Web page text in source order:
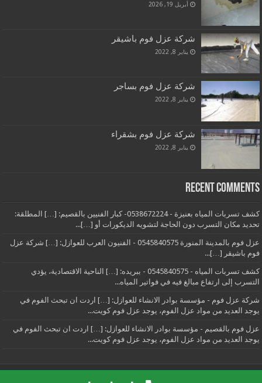
أبريل 19, 2026
شركة عزل فوم باشيقر
يناير 8, 2022
شركة عزل فوم بساجر
يناير 8, 2022
شركة عزل فوم بشقراء
يناير 8, 2022
Recent Comments
كشف تسربات المياه بعنيزة - 0538672224- كبار الفنيين بالقصيم: […] المطلقة:
تحديد مكان التسرب دون الحاجة لتشويه الديكورات أو […]...
عزل فوم بالمدينة المنورة 0545840575 - الفنيون العرب للعوازل: […] شركة عزل
فوم باشيقر […]...
كشف تسربات المياه - 0545840575 - ببريده: […] الناحية الاقتصادية، يؤدي
التسرب إلى ارتفاع مبالغ فيه في فواتير المياه...
شركة عزل فوم - مؤسسة بوادر الانشاء للعوازل: […] اردت ان تبحث الفوم في
يوجد العديد من مواد عزل الفوم، يوجد عزل فوم كويت...
عزل فوم بالقصيم - مؤسسة بوادر الانشاء للعوازل: […] اردت ان تبحث الفوم في
يوجد العديد من مواد عزل الفوم، يوجد عزل فوم كويت...
الفنيون العرب